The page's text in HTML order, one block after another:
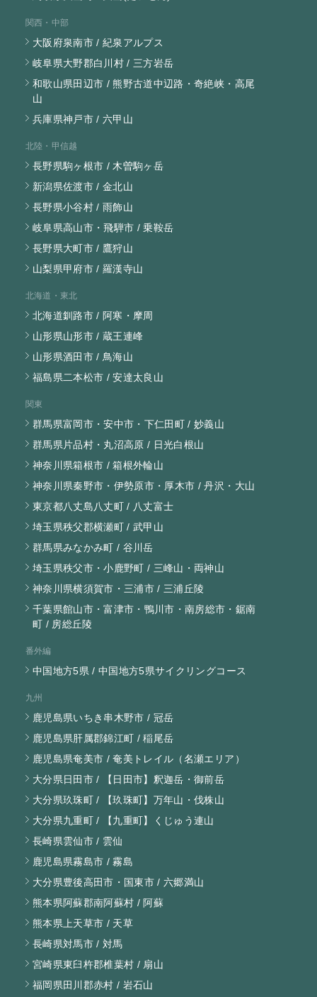
関西・中部
大阪府泉南市 / 紀泉アルプス
岐阜県大野郡白川村 / 三方岩岳
和歌山県田辺市 / 熊野古道中辺路・奇絶峡・高尾
山
兵庫県神戸市 / 六甲山
北陸・甲信越
長野県駒ヶ根市 / 木曽駒ヶ岳
新潟県佐渡市 / 金北山
長野県小谷村 / 雨飾山
岐阜県高山市・飛騨市 / 乗鞍岳
長野県大町市 / 鷹狩山
山梨県甲府市 / 羅漢寺山
北海道・東北
北海道釧路市 / 阿寒・摩周
山形県山形市 / 蔵王連峰
山形県酒田市 / 鳥海山
福島県二本松市 / 安達太良山
関東
群馬県富岡市・安中市・下仁田町 / 妙義山
群馬県片品村・丸沼高原 / 日光白根山
神奈川県箱根市 / 箱根外輪山
神奈川県秦野市・伊勢原市・厚木市 / 丹沢・大山
東京都八丈島八丈町 / 八丈富士
埼玉県秩父郡横瀬町 / 武甲山
群馬県みなかみ町 / 谷川岳
埼玉県秩父市・小鹿野町 / 三峰山・両神山
神奈川県横須賀市・三浦市 / 三浦丘陵
千葉県館山市・富津市・鴨川市・南房総市・鋸南
町 / 房総丘陵
番外編
中国地方5県 / 中国地方5県サイクリングコース
九州
鹿児島県いちき串木野市 / 冠岳
鹿児島県肝属郡錦江町 / 稲尾岳
鹿児島県奄美市 / 奄美トレイル（名瀬エリア）
大分県日田市 / 【日田市】釈迦岳・御前岳
大分県玖珠町 / 【玖珠町】万年山・伐株山
大分県九重町 / 【九重町】くじゅう連山
長崎県雲仙市 / 雲仙
鹿児島県霧島市 / 霧島
大分県豊後高田市・国東市 / 六郷満山
熊本県阿蘇郡南阿蘇村 / 阿蘇
熊本県上天草市 / 天草
長崎県対馬市 / 対馬
宮崎県東臼杵郡椎葉村 / 扇山
福岡県田川郡赤村 / 岩石山